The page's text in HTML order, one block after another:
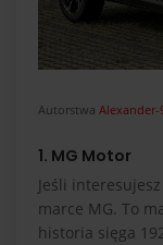
Autorstwa Alexander-
1. MG Motor
Jeśli
marce MG. To
historia sięga